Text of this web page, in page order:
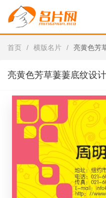
首页 / 横版名片 / 亮黄色芳
亮黄色芳草萋萋底纹设